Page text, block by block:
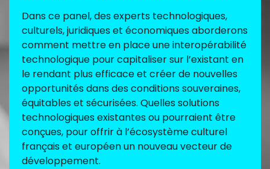
Dans ce panel, des experts technologiques,
culturels, juridiques et économiques aborderons
comment mettre en place une interopérabilité
technologique pour capitaliser sur l’existant en
le rendant plus efficace et créer de nouvelles
opportunités dans des conditions souveraines,
équitables et sécurisées. Quelles solutions
technologiques existantes ou pourraient être
conçues, pour offrir à l’écosystème culturel
français et européen un nouveau vecteur de
développement.